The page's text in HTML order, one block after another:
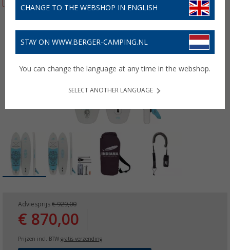
Adviesprijs € 929,00
€ 870,00
Prijzen incl. BTW gratis verzending
CHANGE TO THE WEBSHOP IN ENGLISH
STAY ON WWW.BERGER-CAMPING.NL
You can change the language at any time in the webshop.
SELECT ANOTHER LANGUAGE